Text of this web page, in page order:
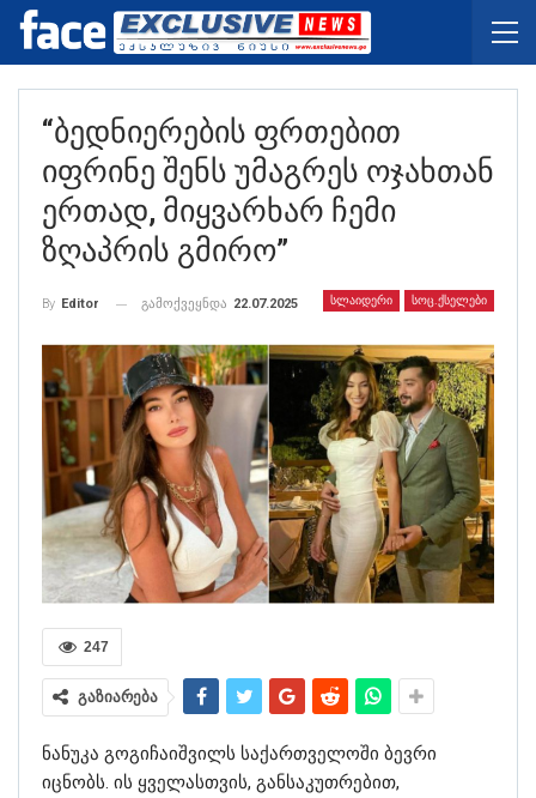
“ბედნიერების Ფრთებით
Იფრინე Შენს Უმაგრეს Ოჯახთან
Ერთად, Მიყვარხარ Ჩემი
Ზღაპრის Გმირო”
ᲡᲚᲐᲘᲓᲔᲠᲘ ᲡᲝᲪ.ᲥᲡᲔᲚᲔᲑᲘ
By Editor გამოქვეყნდა 22.07.2025
247
გაზიარება
ნანუკა გოგიჩაიშვილს საქართველოში ბევრი
იცნობს. ის ყველასთვის, განსაკუთრებით,